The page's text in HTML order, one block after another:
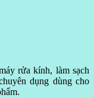
rửa kính, làm sạch
dụng dùng cho